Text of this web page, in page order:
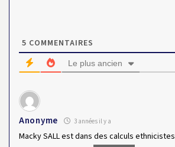
5 COMMENTAIRES
Le plus ancien
Anonyme 3 années il y a
Macky SALL est dans des calculs ethnicistes